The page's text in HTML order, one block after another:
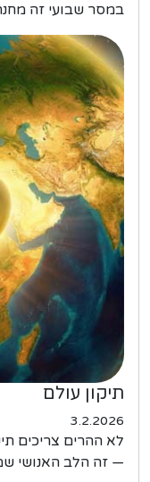
במסר שבועי זה מחנה
תיקון עולם
3.2.2026
לא ההרים צריכים
— זה הלב האנושי